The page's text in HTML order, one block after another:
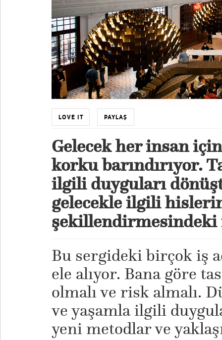
LOVE IT PAYLAŞ
Gelecek her insan
korku barındırıyor.
ilgili duyguları
gelecekle ilgili
Bu sergideki birçok iş
ele alıyor. Bana göre
olmalı ve risk almalı.
ve yaşamla ilgili
yeni metodlar ve